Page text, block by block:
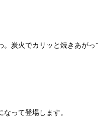
。炭火でカリッと焼きあがっ
って登場します。